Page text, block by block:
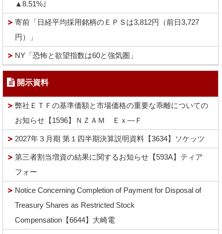
▲8.51%｣
寄前「日経平均採用銘柄のＥＰＳは3,812円（前日3,727
円）」
NY「恐怖と欲望指数は60と強気圏」
開示資料
弊社ＥＴＦの基準価額と市場価格の重要な乖離についての
お知らせ【1596】ＮＺＡＭ Ｅｘ―Ｆ
2027年３月期 第１四半期決算説明資料【3634】ソケッツ
第三者割当増資の結果に関するお知らせ【593A】ティア
フォー
Notice Concerning Completion of Payment for Disposal of
Treasury Shares as Restricted Stock
Compensation【6644】大崎電